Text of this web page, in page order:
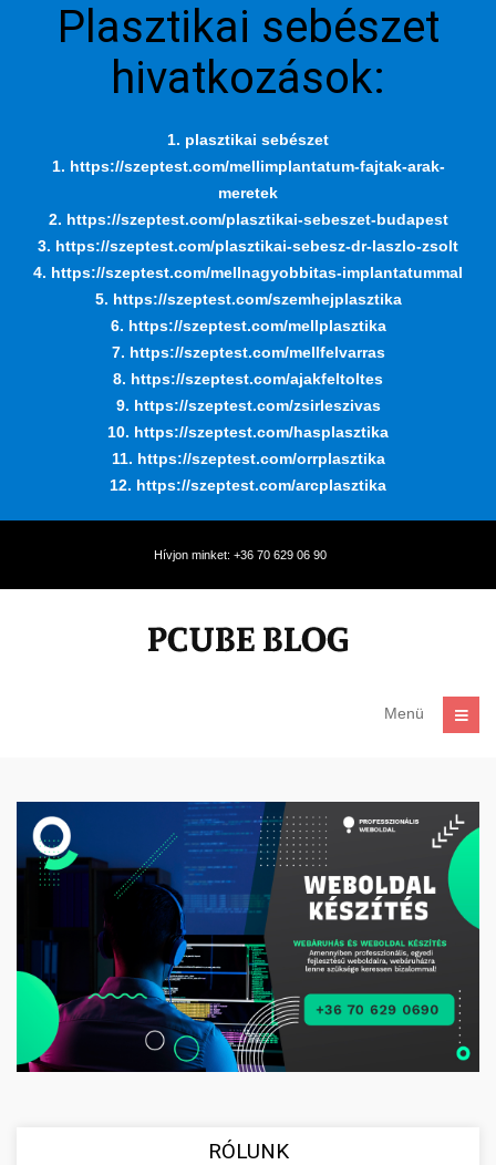
Plasztikai sebészet
hivatkozások:
1. plasztikai sebészet
1. https://szeptest.com/mellimplantatum-fajtak-arak-
meretek
2. https://szeptest.com/plasztikai-sebeszet-budapest
3. https://szeptest.com/plasztikai-sebesz-dr-laszlo-zsolt
4. https://szeptest.com/mellnagyobbitas-implantatummal
5. https://szeptest.com/szemhejplasztika
6. https://szeptest.com/mellplasztika
7. https://szeptest.com/mellfelvarras
8. https://szeptest.com/ajakfeltoltes
9. https://szeptest.com/zsirleszivas
10. https://szeptest.com/hasplasztika
11. https://szeptest.com/orrplasztika
12. https://szeptest.com/arcplasztika
Hívjon minket: +36 70 629 06 90
Menü
RÓLUNK